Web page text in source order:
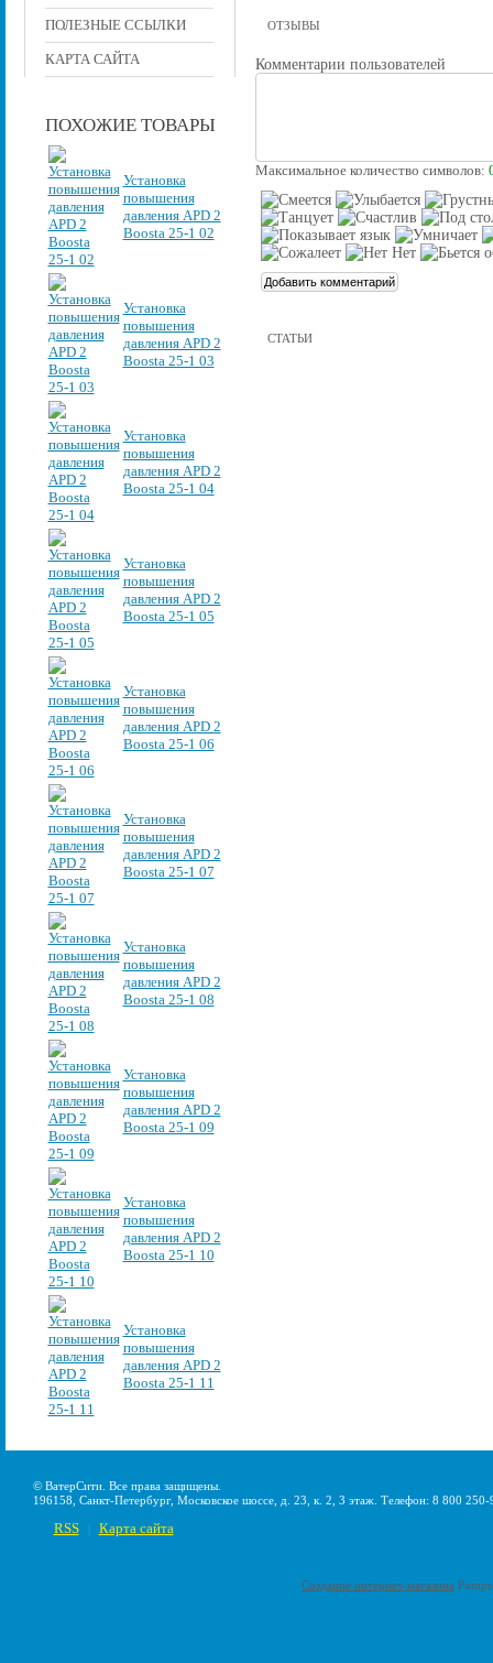
ПОЛЕЗНЫЕ ССЫЛКИ
КАРТА САЙТА
ПОХОЖИЕ ТОВАРЫ
Установка
повышения
давления APD 2
Boosta 25-1 02
Установка
повышения
давления APD 2
Boosta 25-1 03
Установка
повышения
давления APD 2
Boosta 25-1 04
Установка
повышения
давления APD 2
Boosta 25-1 05
Установка
повышения
давления APD 2
Boosta 25-1 06
Установка
повышения
давления APD 2
Boosta 25-1 07
Установка
повышения
давления APD 2
Boosta 25-1 08
Установка
повышения
давления APD 2
Boosta 25-1 09
Установка
повышения
давления APD 2
Boosta 25-1 10
Установка
повышения
давления APD 2
Boosta 25-1 11
ОТЗЫВЫ
Комментарии пользователей
Максимальное количество символов:
СТАТЬИ
© ВатерСити. Все права защищены.
196158, Санкт-Петербург, Московское шоссе, д. 23, к. 2, 3 этаж. Телефон: 8 800
RSS Карта сайта
Создание интернет-магазина